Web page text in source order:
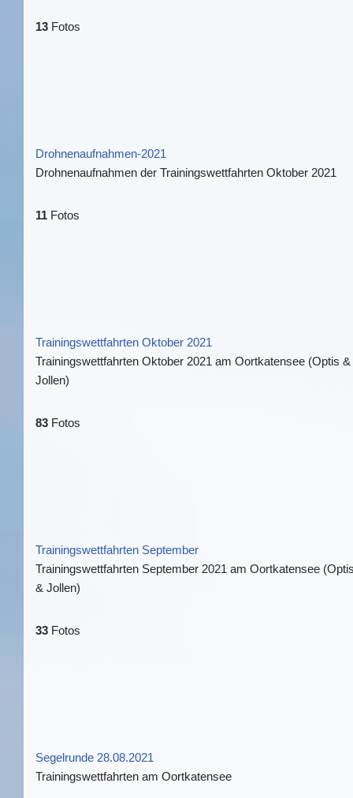
13 Fotos
Drohnenaufnahmen-2021
Drohnenaufnahmen der Trainingswettfahrten Oktober 2021
11 Fotos
Trainingswettfahrten Oktober 2021
Trainingswettfahrten Oktober 2021 am Oortkatensee (Optis &
Jollen)
83 Fotos
Trainingswettfahrten September
Trainingswettfahrten September 2021 am Oortkatensee
& Jollen)
33 Fotos
Segelrunde 28.08.2021
Trainingswettfahrten am Oortkatensee